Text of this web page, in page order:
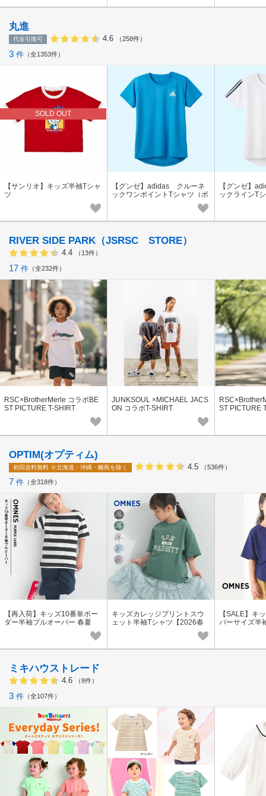
丸進
代金引換可 4.6 （258件）
3 件 全1353件
SOLD OUT
【サンリオ】キッズ半袖Tシャ
ツ
【グンゼ】adidas クルーネ
ックワンポイントTシャツ（ボ
【グンゼ】
ックラインT
RIVER SIDE PARK（JSRSC STORE）
4.4 （13件）
17 件 全232件
RSC×BrotherMerle コラボBE
ST PICTURE T-SHIRT
JUNKSOUL ×MICHAEL JACS
ON コラボT-SHIRT
ST PICTURE
OPTIM(オプティム)
初回送料無料 ※北海道・沖縄・離島を除く 4.5 （536件）
7 件 全318件
【再入荷】キッズ10番単ボー
ダー半袖プルオーバー 春夏
キッズカレッジプリントスウ
ェット半袖Tシャツ【2026春
【SALE】キ
バーサイズ半
ミキハウストレード
4.6 （8件）
3 件 全107件